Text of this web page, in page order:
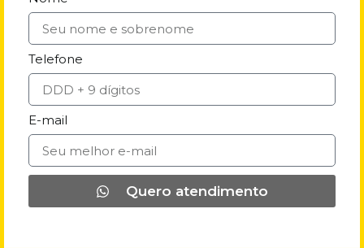
Telefone
E-mail
Quero atendimento